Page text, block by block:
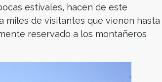
estivales, hacen de este
de visitantes que vienen hasta
reservado a los montañeros